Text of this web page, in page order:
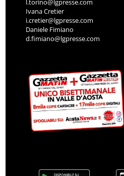
l.torino@lgpresse.com
Ivana Cretier
i.cretier@lgpresse.com
Daniele Fimiano
d.fimiano@lgpresse.com